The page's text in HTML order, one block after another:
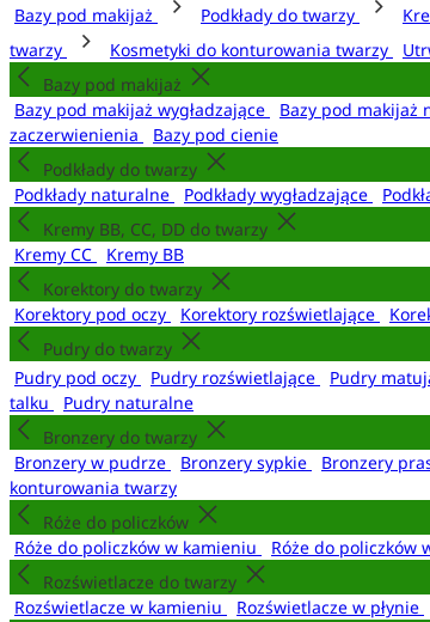
Bazy pod makijaż
Podkłady do twarzy
twarzy
Kosmetyki do konturowania twarzy
Bazy pod makijaż
Bazy pod makijaż wygładzające
Bazy pod makijaż
zaczerwienienia
Bazy pod cienie
Podkłady do twarzy
Podkłady naturalne
Podkłady wygładzające
Kremy BB, CC, DD do twarzy
Kremy CC
Kremy BB
Korektory do twarzy
Korektory pod oczy
Korektory rozświetlające
Pudry do twarzy
Pudry pod oczy
Pudry rozświetlające Pudry
talku
Pudry naturalne
Bronzery do twarzy
Bronzery w pudrze
Bronzery sypkie Bronzery
konturowania twarzy
Róże do policzków
Róże do policzków w kamieniu
Róże do policzków
Rozświetlacze do twarzy
Rozświetlacze w kamieniu
Rozświetlacze w płynie